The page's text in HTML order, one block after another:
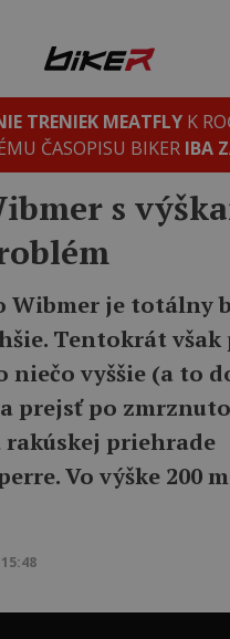
TRENIEK MEATFLYK
ČASOPISU BIKER IBA
s
Wibmer je totálny
Tentokrát však
niečo vyššie (a to
prejsť po
priehrade
Vo výške 200